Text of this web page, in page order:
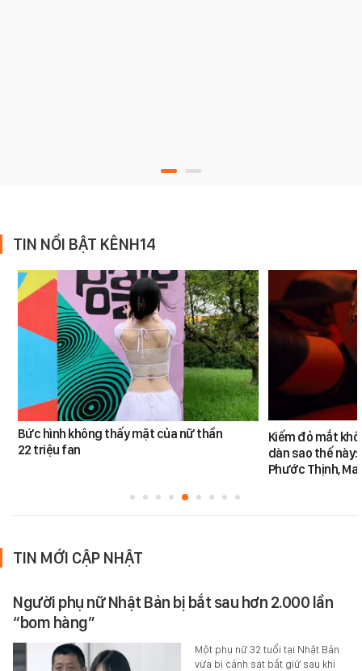
TIN NỔI BẬT KÊNH14
Bức hình không thấy mặt của nữ thần
22 triệu fan
Kiếm đỏ mắt
dàn sao thế này:
Phước Thịnh,
TIN MỚI CẬP NHẬT
Người phụ nữ Nhật Bản bị bắt sau hơn 2.000 lần
“bom hàng”
Một phụ nữ 32 tuổi tại Nhật Bản
vừa bị cảnh sát bắt giữ sau khi